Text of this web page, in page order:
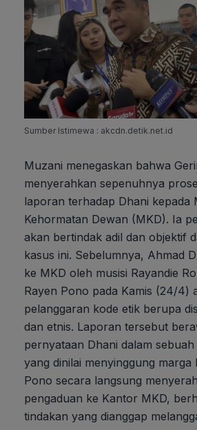
Sumber Istimewa : akcdn.detik.net.id
Muzani menegaskan bahwa
menyerahkan sepenuhnya
laporan terhadap Dhani kepada
Kehormatan Dewan (MKD). Ia
akan bertindak adil dan objektif
kasus ini. Sebelumnya, Ahmad
ke MKD oleh musisi Rayandie
Rayen Pono pada Kamis (24/4)
pelanggaran kode etik berupa
dan etnis. Laporan tersebut
pernyataan Dhani dalam
yang dinilai menyinggung marga
Pono secara langsung
pengaduan ke Kantor MKD,
tindakan yang dianggap